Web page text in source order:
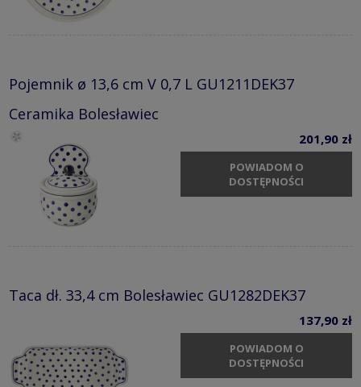
Pojemnik ø 13,6 cm V 0,7 L GU1211DEK37
Ceramika Bolesławiec
201,90 zł
POWIADOM O
DOSTĘPNOŚCI
Taca dł. 33,4 cm Bolesławiec GU1282DEK37
137,90 zł
POWIADOM O
DOSTĘPNOŚCI